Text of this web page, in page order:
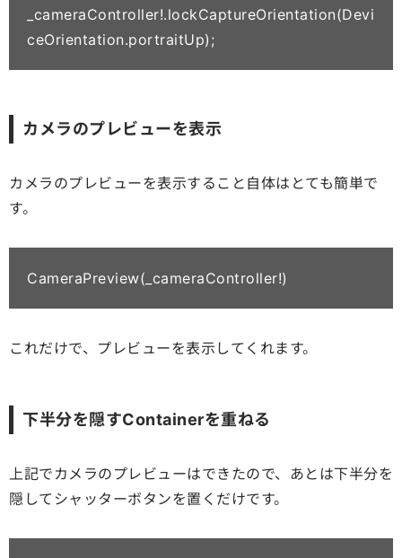
_cameraController!.lockCaptureOrientation(Devi
カメラのプレビューを表示
カメラのプレビューを表示すること自体はとても簡単で
す。
CameraPreview(_cameraController!)
これだけで、プレビューを表示してくれます。
下半分を隠すContainerを重ねる
上記でカメラのプレビューはできたので、あとは下半分を
隠してシャッターボタンを置くだけです。